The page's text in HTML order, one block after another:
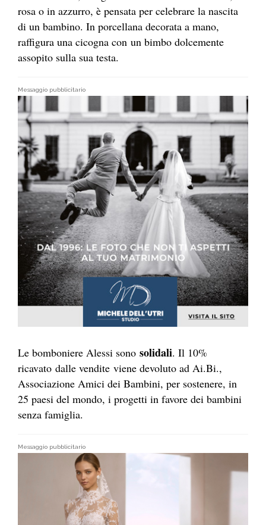
rosa o in azzurro, è pensata per celebrare la nascita
di un bambino. In porcellana decorata a mano,
raffigura una cicogna con un bimbo dolcemente
assopito sulla sua testa.
Messaggio pubblicitario
Le bomboniere Alessi sono solidali. Il 10%
ricavato dalle vendite viene devoluto ad Ai.Bi.,
Associazione Amici dei Bambini, per sostenere, in
25 paesi del mondo, i progetti in favore dei bambini
senza famiglia.
Messaggio pubblicitario